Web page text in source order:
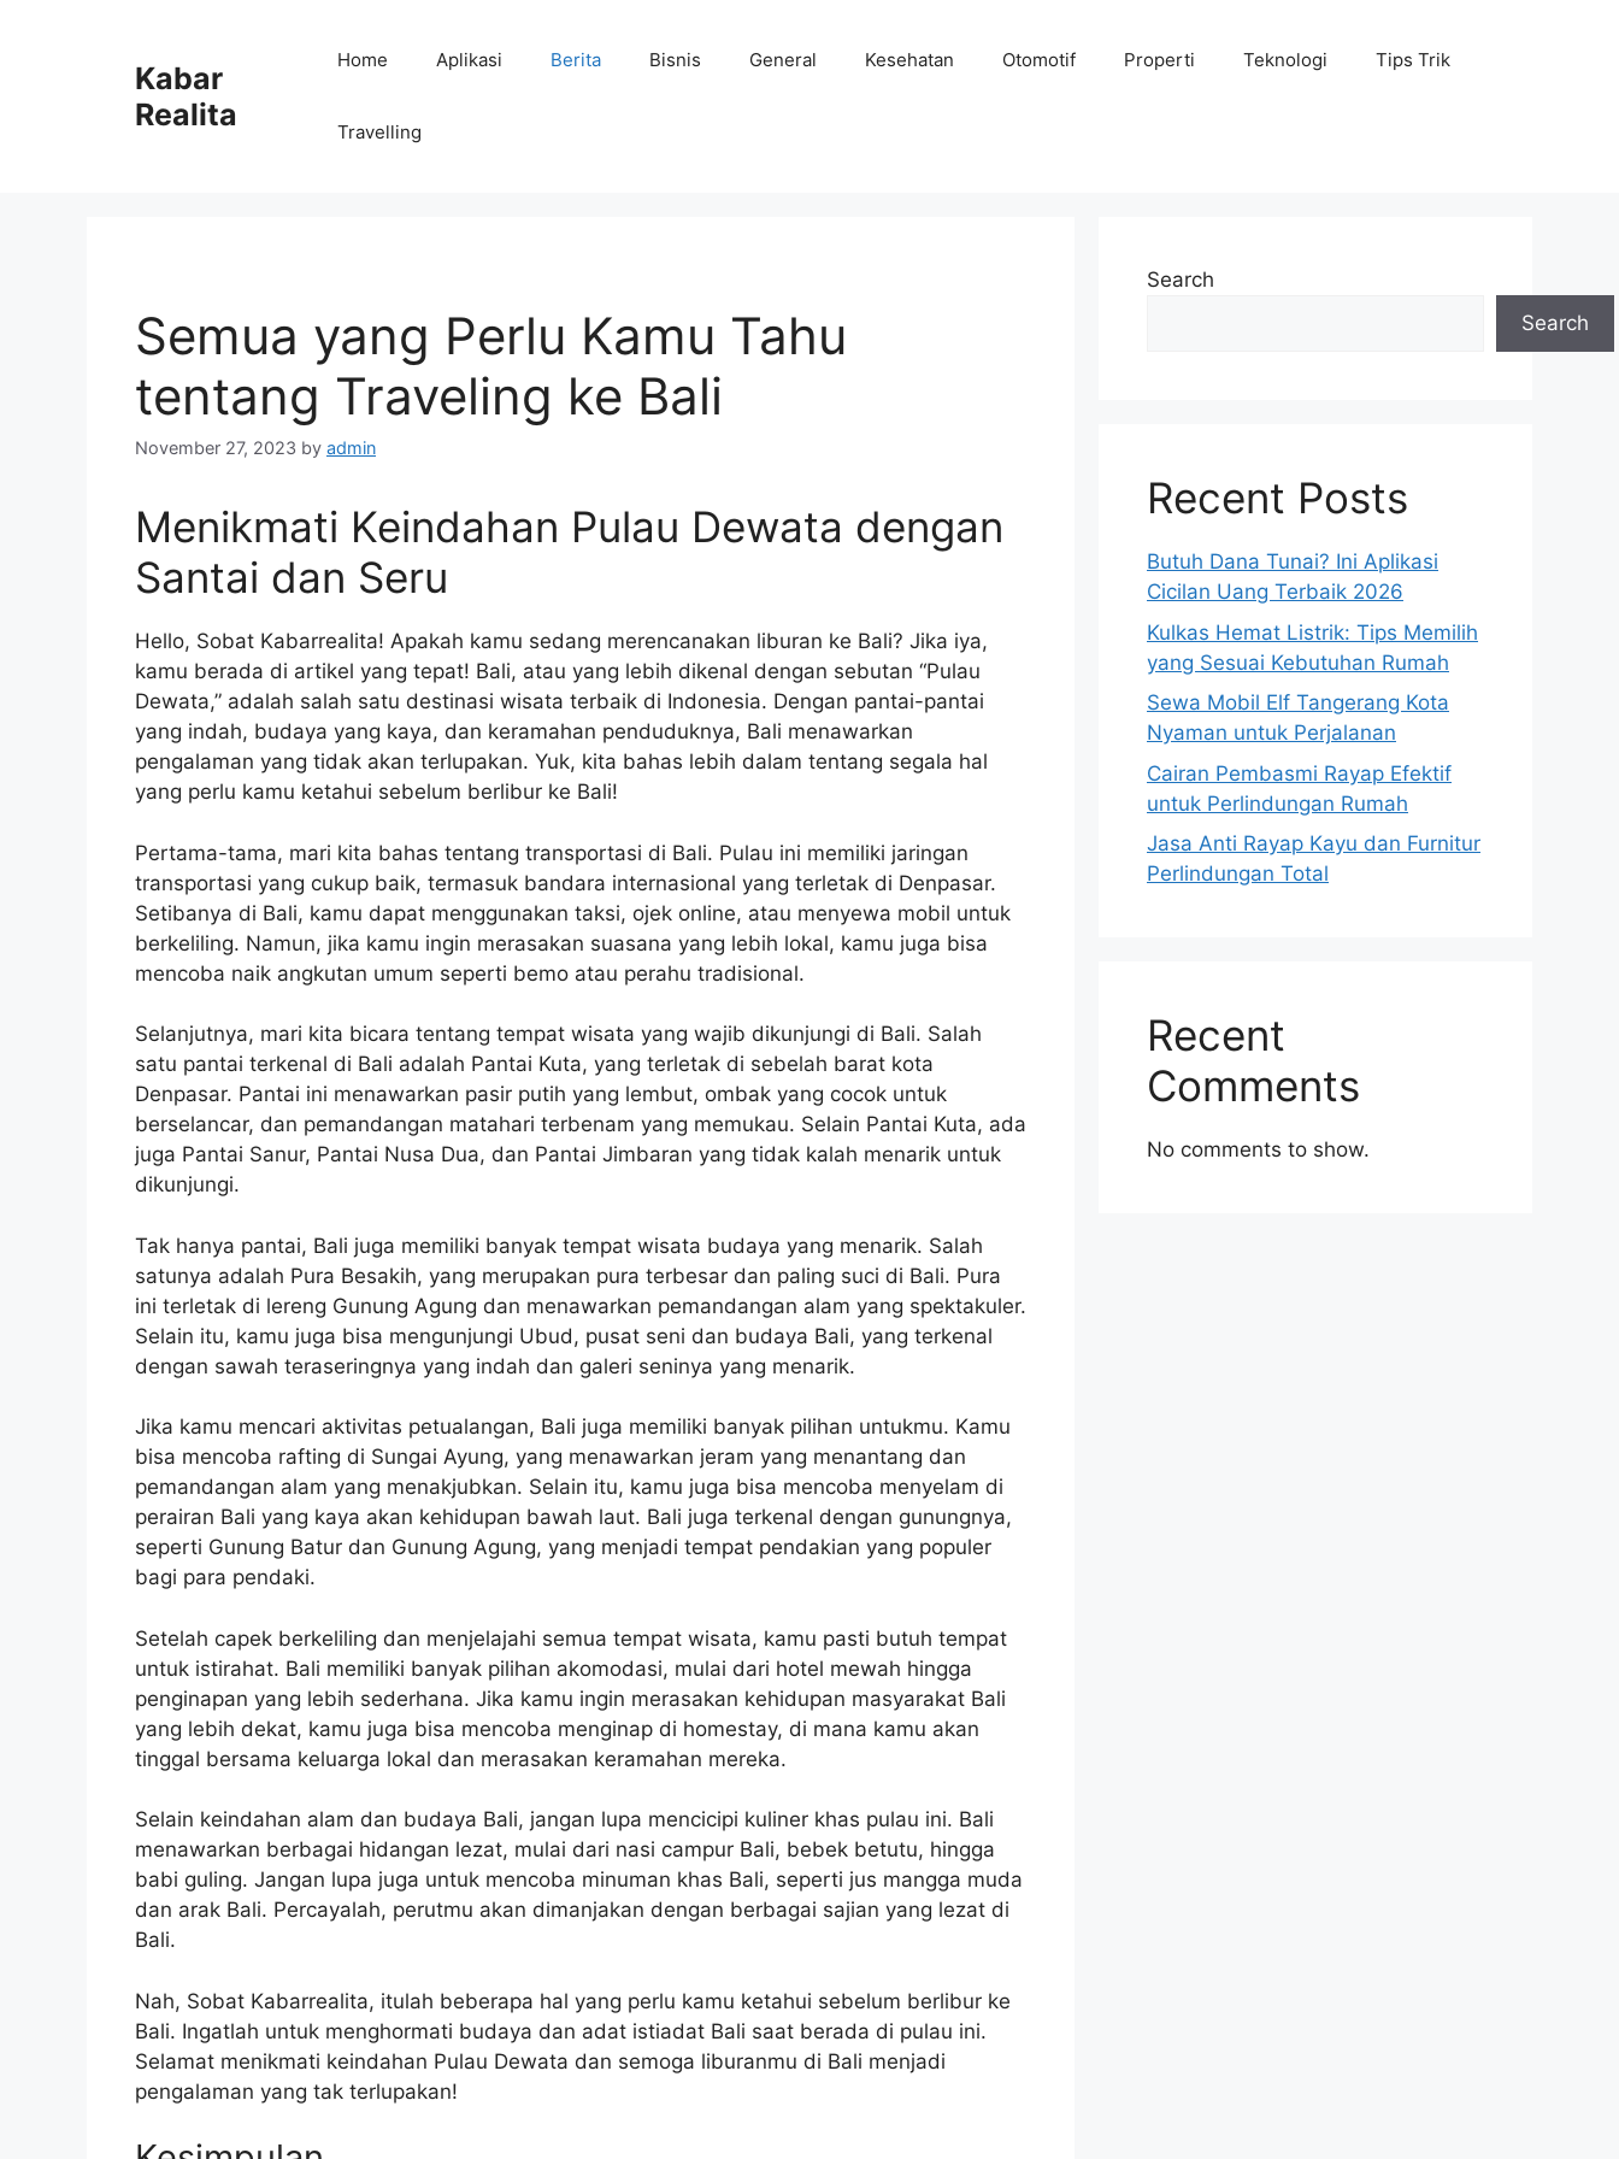
Kabar
Realita
Home Aplikasi Berita Bisnis General Kesehatan Otomotif Properti Teknologi Tips Trik
Travelling
Semua yang Perlu Kamu Tahu
tentang Traveling ke Bali
November 27, 2023 by admin
Menikmati Keindahan Pulau Dewata dengan
Santai dan Seru
Hello, Sobat Kabarrealita! Apakah kamu sedang merencanakan liburan ke Bali? Jika iya,
kamu berada di artikel yang tepat! Bali, atau yang lebih dikenal dengan sebutan “Pulau
Dewata,” adalah salah satu destinasi wisata terbaik di Indonesia. Dengan pantai-pantai
yang indah, budaya yang kaya, dan keramahan penduduknya, Bali menawarkan
pengalaman yang tidak akan terlupakan. Yuk, kita bahas lebih dalam tentang segala hal
yang perlu kamu ketahui sebelum berlibur ke Bali!
Pertama-tama, mari kita bahas tentang transportasi di Bali. Pulau ini memiliki jaringan
transportasi yang cukup baik, termasuk bandara internasional yang terletak di Denpasar.
Setibanya di Bali, kamu dapat menggunakan taksi, ojek online, atau menyewa mobil untuk
berkeliling. Namun, jika kamu ingin merasakan suasana yang lebih lokal, kamu juga bisa
mencoba naik angkutan umum seperti bemo atau perahu tradisional.
Selanjutnya, mari kita bicara tentang tempat wisata yang wajib dikunjungi di Bali. Salah
satu pantai terkenal di Bali adalah Pantai Kuta, yang terletak di sebelah barat kota
Denpasar. Pantai ini menawarkan pasir putih yang lembut, ombak yang cocok untuk
berselancar, dan pemandangan matahari terbenam yang memukau. Selain Pantai Kuta, ada
juga Pantai Sanur, Pantai Nusa Dua, dan Pantai Jimbaran yang tidak kalah menarik untuk
dikunjungi.
Tak hanya pantai, Bali juga memiliki banyak tempat wisata budaya yang menarik. Salah
satunya adalah Pura Besakih, yang merupakan pura terbesar dan paling suci di Bali. Pura
ini terletak di lereng Gunung Agung dan menawarkan pemandangan alam yang spektakuler.
Selain itu, kamu juga bisa mengunjungi Ubud, pusat seni dan budaya Bali, yang terkenal
dengan sawah teraseringnya yang indah dan galeri seninya yang menarik.
Jika kamu mencari aktivitas petualangan, Bali juga memiliki banyak pilihan untukmu. Kamu
bisa mencoba rafting di Sungai Ayung, yang menawarkan jeram yang menantang dan
pemandangan alam yang menakjubkan. Selain itu, kamu juga bisa mencoba menyelam di
perairan Bali yang kaya akan kehidupan bawah laut. Bali juga terkenal dengan gunungnya,
seperti Gunung Batur dan Gunung Agung, yang menjadi tempat pendakian yang populer
bagi para pendaki.
Setelah capek berkeliling dan menjelajahi semua tempat wisata, kamu pasti butuh tempat
untuk istirahat. Bali memiliki banyak pilihan akomodasi, mulai dari hotel mewah hingga
penginapan yang lebih sederhana. Jika kamu ingin merasakan kehidupan masyarakat Bali
yang lebih dekat, kamu juga bisa mencoba menginap di homestay, di mana kamu akan
tinggal bersama keluarga lokal dan merasakan keramahan mereka.
Selain keindahan alam dan budaya Bali, jangan lupa mencicipi kuliner khas pulau ini. Bali
menawarkan berbagai hidangan lezat, mulai dari nasi campur Bali, bebek betutu, hingga
babi guling. Jangan lupa juga untuk mencoba minuman khas Bali, seperti jus mangga muda
dan arak Bali. Percayalah, perutmu akan dimanjakan dengan berbagai sajian yang lezat di
Bali.
Nah, Sobat Kabarrealita, itulah beberapa hal yang perlu kamu ketahui sebelum berlibur ke
Bali. Ingatlah untuk menghormati budaya dan adat istiadat Bali saat berada di pulau ini.
Selamat menikmati keindahan Pulau Dewata dan semoga liburanmu di Bali menjadi
pengalaman yang tak terlupakan!
Search
Search
Recent Posts
Butuh Dana Tunai? Ini Aplikasi
Cicilan Uang Terbaik 2026
Kulkas Hemat Listrik: Tips Memilih
yang Sesuai Kebutuhan Rumah
Sewa Mobil Elf Tangerang Kota
Nyaman untuk Perjalanan
Cairan Pembasmi Rayap Efektif
untuk Perlindungan Rumah
Jasa Anti Rayap Kayu dan Furnitur
Perlindungan Total
Recent
Comments
No comments to show.